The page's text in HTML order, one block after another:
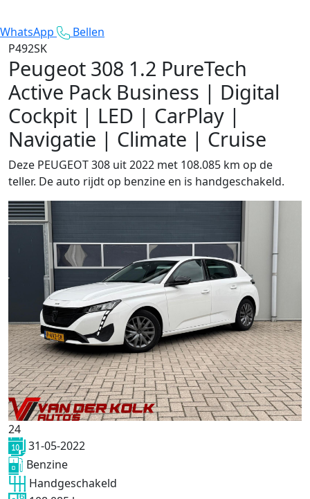
WhatsApp
Bellen
P492SK
Peugeot 308 1.2 PureTech
Active Pack Business | Digital
Cockpit | LED | CarPlay |
Navigatie | Climate | Cruise
Deze PEUGEOT 308 uit 2022 met 108.085 km op de
teller. De auto rijdt op benzine en is handgeschakeld.
24
31-05-2022
Benzine
Handgeschakeld